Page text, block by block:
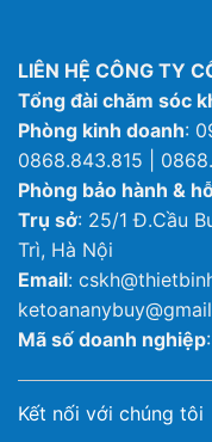
LIÊN HỆ CÔNG TY
Tổng đài chăm sóc
Phòng kinh doanh:
0868.843.815 |
Phòng bảo hành &
Trụ sở: 25/1 Đ.Cầu
Trì, Hà Nội
Email:
Mã số doanh nghiệp
Kết nối với chúng tôi